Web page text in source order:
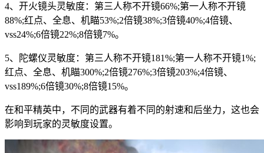
4、开火镜头灵敏度：第三人称不开镜66%;第一人称不开镜
88%;红点、全息、机瞄53%;2倍镜38%;3倍镜40%;4倍镜、
vss24%;6倍镜22%;8倍镜7%。
5、陀螺仪灵敏度：第三人称不开镜181%;第一人称不开镜1%;
红点、全息、机瞄300%;2倍镜276%;3倍镜203%;4倍镜、
vss189%;6倍镜30%;8倍镜15%。
在和平精英中，不同的武器有着不同的射速和后坐力，这也会
影响到玩家的灵敏度设置。